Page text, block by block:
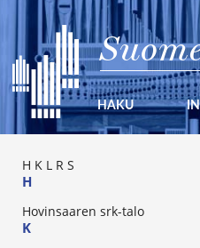
HAKU
H K L R S
H
Hovinsaaren srk-talo
K